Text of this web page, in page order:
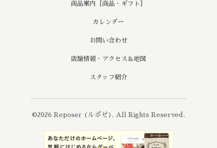
商品案内［商品・ギフト］
カレンダー
お問い合わせ
店舗情報・アクセス＆地図
スタッフ紹介
©2026 Reposer (ルポゼ) . All Rights Reserved.